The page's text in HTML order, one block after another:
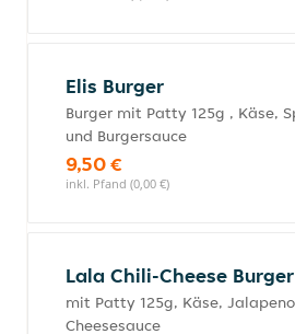
Elis Burger
Burger mit Patty 125g , Käse,
und Burgersauce
9,50 €
inkl. Pfand (0,00 €)
Lala Chili-Cheese Burger
mit Patty 125g, Käse,
Cheesesauce